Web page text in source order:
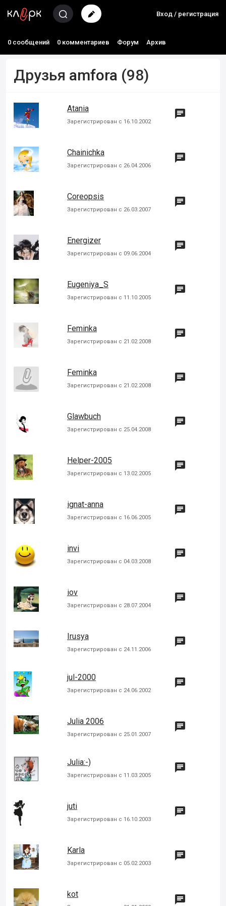
Вход / регистрация
0 сообщений 0 комментариев Форум Архив
Друзья amfora (98)
Atania
Зарегистрирован с 16.10.2002

Chainichka
Зарегистрирован с 26.04.2006

Coreopsis
Зарегистрирован с 26.03.2007

Energizer
Зарегистрирован с 09.06.2004

Eugeniya_S
Зарегистрирован с 11.10.2005

Feminka
Зарегистрирован с 21.02.2008

Feminka
Зарегистрирован с 21.02.2008

Glawbuch
Зарегистрирован с 25.04.2008

Helper-2005
Зарегистрирован с 13.02.2005

ignat-anna
Зарегистрирован с 16.06.2005

invi
Зарегистрирован с 04.03.2008

iov
Зарегистрирован с 28.07.2004

Irusya
Зарегистрирован с 24.11.2006

jul-2000
Зарегистрирован с 24.06.2002

Julia 2006
Зарегистрирован с 25.01.2007

Julia:-)
Зарегистрирован с 11.03.2005

juti
Зарегистрирован с 16.10.2003

Karla
Зарегистрирован с 05.02.2003

kot 